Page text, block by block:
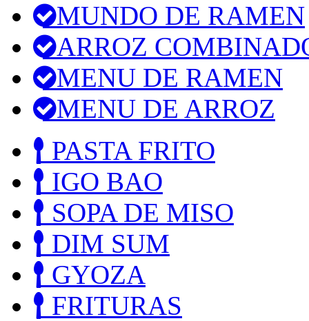
MUNDO DE RAMEN
ARROZ
MENU DE RAMEN
MENU DE ARROZ
PASTA FRITO
IGO BAO
SOPA DE MISO
DIM SUM
GYOZA
FRITURAS